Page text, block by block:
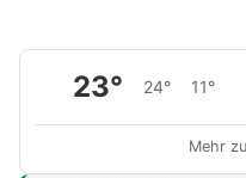
23° 24° 11°
Mehr